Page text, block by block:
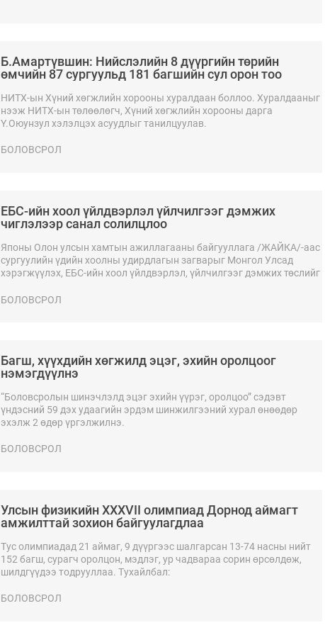
Б.Амартүвшин: Нийслэлийн 8 дүүргийн төрийн
өмчийн 87 сургуульд 181 багшийн сул орон тоо
НИТХ-ын Хүний хөгжлийн хорооны хуралдаан боллоо. Хуралдааныг
нээж НИТХ-ын төлөөлөгч, Хүний хөгжлийн хорооны дарга
Ү.Оюунзул хэлэлцэх асуудлыг танилцуулав.
БОЛОВСРОЛ
ЕБС-ийн хоол үйлдвэрлэл үйлчилгээг дэмжих
чиглэлээр санал солилцлоо
Японы Олон улсын хамтын ажиллагааны байгууллага /ЖАЙКА/-аас
сургуулийн үдийн хоолны удирдлагын загварыг Монгол Улсад
хэрэгжүүлэх, ЕБС-ийн хоол үйлдвэрлэл, үйлчилгээг дэмжих төслийг
БОЛОВСРОЛ
Багш, хүүхдийн хөгжилд эцэг, эхийн оролцоог
нэмэгдүүлнэ
“Боловсролын шинэчлэлд эцэг эхийн үүрэг, оролцоо” сэдэвт
үндэсний 59 дэх удаагийн эрдэм шинжилгээний хурал өнөөдөр
эхэлж 2 өдөр үргэлжилнэ.
БОЛОВСРОЛ
Улсын физикийн XXXVII олимпиад Дорнод аймагт
амжилттай зохион байгуулагдлаа
Тус олимпиадад 21 аймаг, 9 дүүргээс шалгарсан 13-74 насны нийт
152 багш, сурагч оролцон, мэдлэг, ур чадвараа сорин өрсөлдөж,
шилдгүүдээ тодрууллаа. Тухайлбал:
БОЛОВСРОЛ